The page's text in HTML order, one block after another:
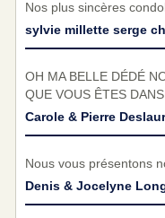
Nos plus sincères
sylvie millette serge
OH MA BELLE DÉDÉ
QUE VOUS ÊTES
Carole & Pierre
Nous vous présentons
Denis & Jocelyne